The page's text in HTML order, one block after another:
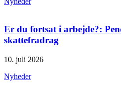
Er du fortsat i arbejde?:
skattefradrag
10. juli 2026
Nyheder